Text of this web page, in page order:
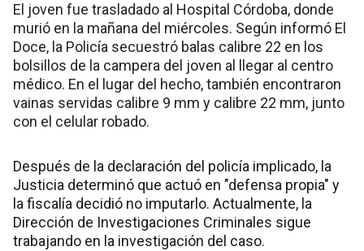
El joven fue trasladado al Hospital Córdoba, donde
murió en la mañana del miércoles. Según informó El
Doce, la Policía secuestró balas calibre 22 en los
bolsillos de la campera del joven al llegar al centro
médico. En el lugar del hecho, también encontraron
vainas servidas calibre 9 mm y calibre 22 mm, junto
con el celular robado.
Después de la declaración del policía implicado, la
Justicia determinó que actuó en "defensa propia" y
la fiscalía decidió no imputarlo. Actualmente, la
Dirección de Investigaciones Criminales sigue
trabajando en la investigación del caso.